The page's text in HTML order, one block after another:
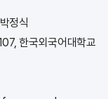
정식
한국외국어대학교